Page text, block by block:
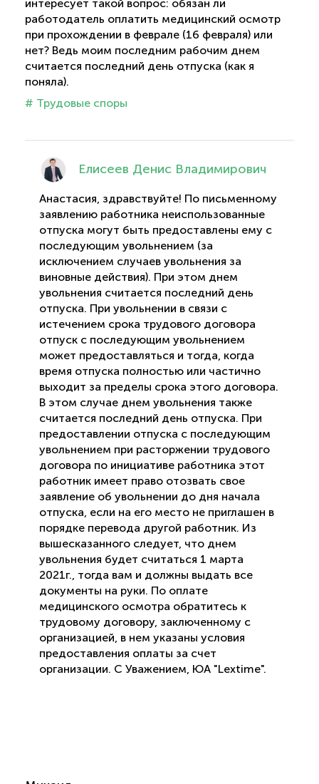
интересует такой вопрос: обязан ли
работодатель оплатить медицинский осмотр
при прохождении в феврале (16 февраля) или
нет? Ведь моим последним рабочим днем
считается последний день отпуска (как я
поняла).
# Трудовые споры
Елисеев Денис Владимирович
Анастасия, здравствуйте! По письменному
заявлению работника неиспользованные
отпуска могут быть предоставлены ему с
последующим увольнением (за
исключением случаев увольнения за
виновные действия). При этом днем
увольнения считается последний день
отпуска. При увольнении в связи с
истечением срока трудового договора
отпуск с последующим увольнением
может предоставляться и тогда, когда
время отпуска полностью или частично
выходит за пределы срока этого договора.
В этом случае днем увольнения также
считается последний день отпуска. При
предоставлении отпуска с последующим
увольнением при расторжении трудового
договора по инициативе работника этот
работник имеет право отозвать свое
заявление об увольнении до дня начала
отпуска, если на его место не приглашен в
порядке перевода другой работник. Из
вышесказанного следует, что днем
увольнения будет считаться 1 марта
2021г., тогда вам и должны выдать все
документы на руки. По оплате
медицинского осмотра обратитесь к
трудовому договору, заключенному с
организацией, в нем указаны условия
предоставления оплаты за счет
организации. С Уважением, ЮА "Lextime".